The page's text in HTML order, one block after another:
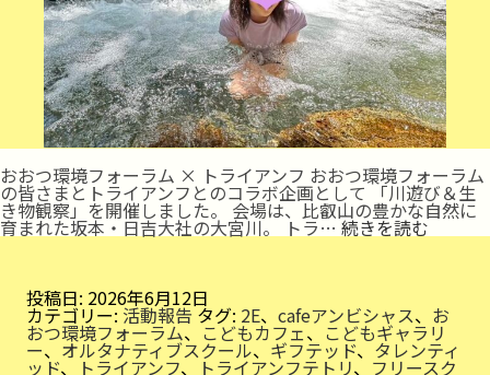
おおつ環境フォーラム × トライアンフ おおつ環境フォーラム
の皆さまとトライアンフとのコラボ企画として 「川遊び＆生
き物観察」を開催しました。 会場は、比叡山の豊かな自然に
育まれた坂本・日吉大社の大宮川。 トラ…続きを読む川
遊
き
物
観
察
投稿日: 2026年6月12日
カテゴリー: 活動報告 タグ: 2E、 cafeアンビシャス、 お
おつ環境フォーラム、 こどもカフェ、 こどもギャラリ
ー、 オルタナティブスクール、 ギフテッド、タレンティ
ッド、 トライアンフ、 トライアンフテトリ、 フリースク